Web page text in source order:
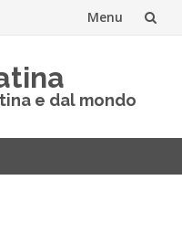
Menu
e dal mondo